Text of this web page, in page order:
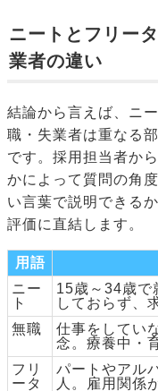
ニートとフリー
業者の違い
結論から言えば、ニ
職・失業者は重なる
です。採用担当者か
かによって質問の角
い言葉で説明できる
評価に直結します。
用語
ニー
ト
15歳～34歳で
しておらず、
無職
仕事をしてい
念。療養中・
フリ
ータ
パートやアル
人。雇用関係